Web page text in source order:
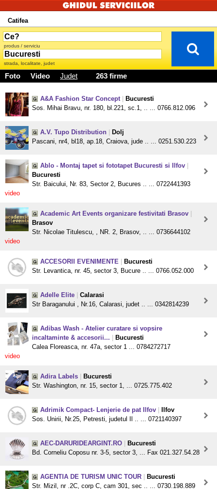
Catifea
produs / serviciu
strada, localitate, judet
Foto Video Judet 263 firme
A&A Fashion Star Concept
Bucuresti
Sos. Mihai Bravu, nr. 180, bl.221, sc.1, .. ... 0766.812.096
A.V. Tupo Distribution
Dolj
Pascani, nr4, bl18, ap.18, Craiova, jude .. ... 0251.530.223
Ablo - Montaj tapet si fototapet Bucuresti si Ilfov
Bucuresti
Str. Baicului, Nr. 83, Sector 2, Bucures .. ... 0722441393
video
Academic Art Events organizare festivitati Brasov
Brasov
Str. Nicolae Titulescu, , NR. 2, Brasov, .. ... 0736644102
video
ACCESORII EVENIMENTE
Bucuresti
Str. Levantica, nr. 45, sector 3, Bucure .. ... 0766.052.000
Adelle Elite
Calarasi
Str Baraganului , Nr.16, Calarasi, judet .. ... 0342814239
Adibas Wash - Atelier curatare si vopsire
incaltaminte & accesorii...
Bucuresti
Calea Floreasca, nr. 47a, sector 1 ... 0784272717
video
Adira Labels
Bucuresti
Str. Washington, nr. 15, sector 1, ... 0725.775.402
Adrimik Compact- Lenjerie de pat Ilfov
Ilfov
Sos. Unirii, Nr.25, Petresti, judetul Il .. ... 0721140397
AEC-DARURIDEARGINT.RO
Bucuresti
Bd. Corneliu Coposu nr. 3-5, sector 3, ... Fax 021.327.54.28
AGENTIA DE TURISM UNIC TOUR
Bucuresti
Str. Mizil, nr .2C, corp C, cam 301, sec .. ... 0730.198.889